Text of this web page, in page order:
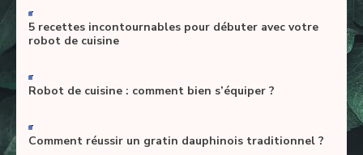
-
5 recettes incontournables pour débuter avec votre
robot de cuisine
-
Robot de cuisine : comment bien s’équiper ?
-
Comment réussir un gratin dauphinois traditionnel ?